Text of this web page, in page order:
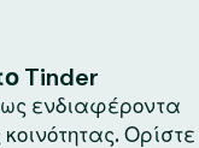
Tinder
ενδιαφέροντα
Ορίστε